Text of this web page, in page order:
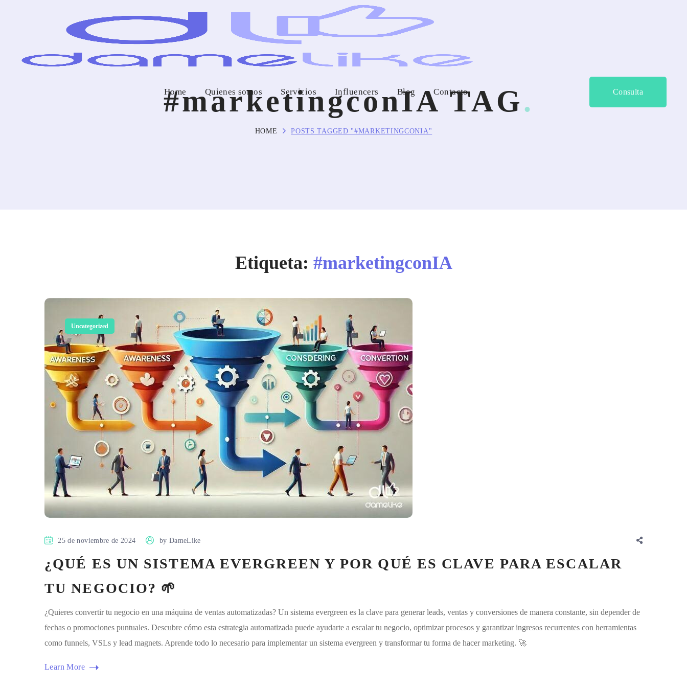
Home Quienes somos Servicios Influencers Blog Contacto Consulta
#marketingconIA TAG
HOME POSTS TAGGED "#MARKETINGCONIA"
Etiqueta: #marketingconIA
Uncategorized
25 de noviembre de 2024 by DameLike
¿QUÉ ES UN SISTEMA EVERGREEN Y POR QUÉ ES CLAVE PARA ESCALAR
TU NEGOCIO? 🌱
¿Quieres convertir tu negocio en una máquina de ventas automatizadas? Un sistema evergreen es la clave para generar leads, ventas y conversiones de manera constante, sin depender de
fechas o promociones puntuales. Descubre cómo esta estrategia automatizada puede ayudarte a escalar tu negocio, optimizar procesos y garantizar ingresos recurrentes con herramientas
como funnels, VSLs y lead magnets. Aprende todo lo necesario para implementar un sistema evergreen y transformar tu forma de hacer marketing. 🚀
Learn More